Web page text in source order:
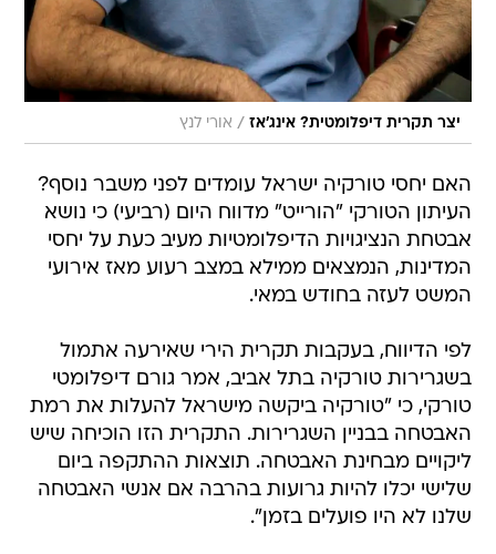
יצר תקרית דיפלומטית? אינג'אז / אורי לנץ
האם יחסי טורקיה ישראל עומדים לפני משבר נוסף?
העיתון הטורקי "הורייט" מדווח היום (רביעי) כי נושא
אבטחת הנציגויות הדיפלומטיות מעיב כעת על יחסי
המדינות, הנמצאים ממילא במצב רעוע מאז אירועי
המשט לעזה בחודש במאי.
לפי הדיווח, בעקבות תקרית הירי שאירעה אתמול
בשגרירות טורקיה בתל אביב, אמר גורם דיפלומטי
טורקי, כי "טורקיה ביקשה מישראל להעלות את רמת
האבטחה בבניין השגרירות. התקרית הזו הוכיחה שיש
ליקויים מבחינת האבטחה. תוצאות ההתקפה ביום
שלישי יכלו להיות גרועות בהרבה אם אנשי האבטחה
שלנו לא היו פועלים בזמן".